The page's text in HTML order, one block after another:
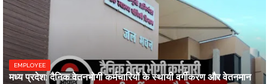
EMPLOYEE
मध्य प्रदेश: दैनिक वेतनभोगी कर्मचारियों के स्थायी वर्गीकरण और वेतनमान